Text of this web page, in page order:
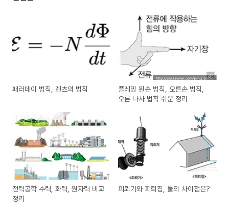
패러데이 법칙, 렌츠의 법칙
플레밍 왼손 법칙, 오른손 법칙,
오른 나사 법칙 쉬운 정리
전력공학 수력, 화력, 원자력 비교
정리
피뢰기와 피뢰침, 둘의 차이점은?